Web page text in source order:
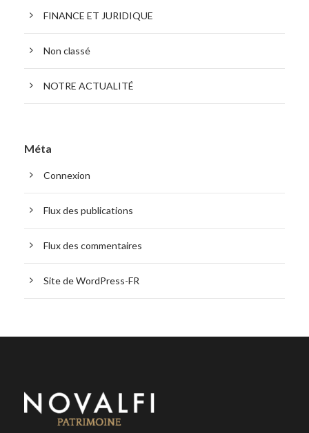
FINANCE ET JURIDIQUE
Non classé
NOTRE ACTUALITÉ
Méta
Connexion
Flux des publications
Flux des commentaires
Site de WordPress-FR